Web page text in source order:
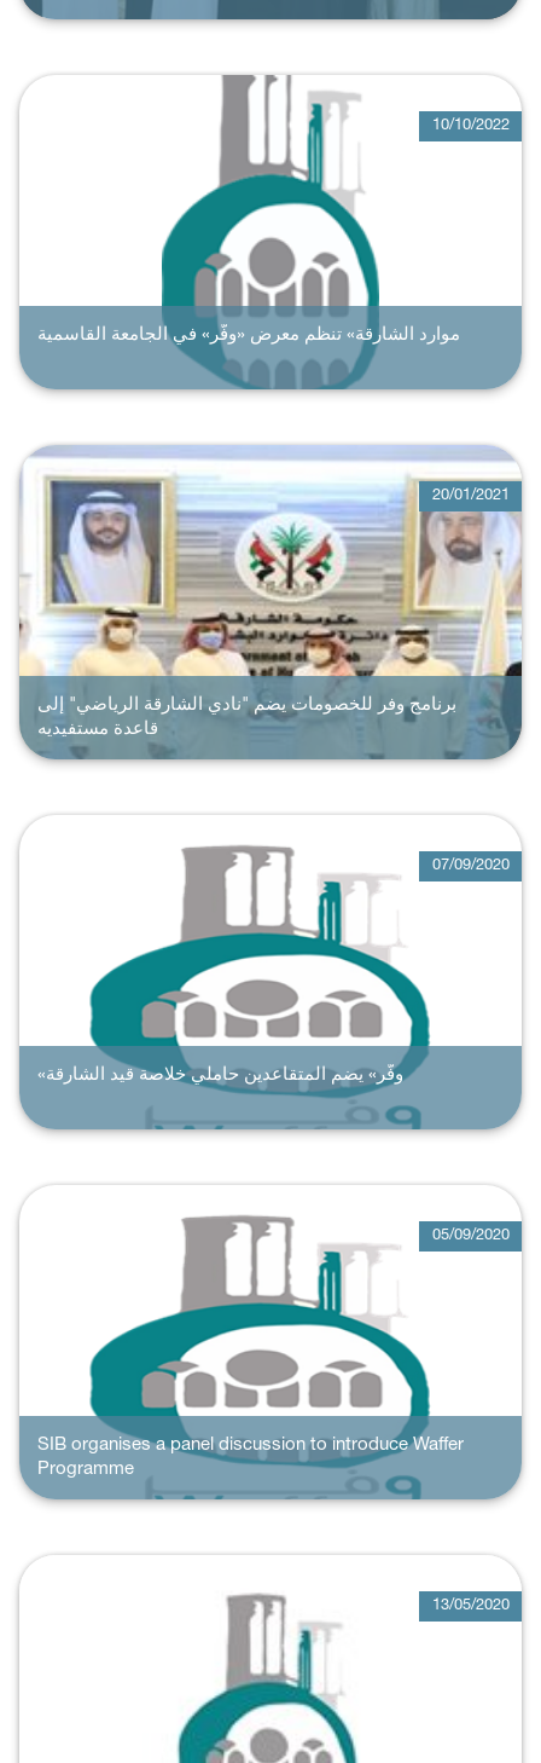
موارد الشارقة» تنظم معرض «وفّر» في الجامعة القاسمية
10/10/2022
برنامج وفر للخصومات يضم "نادي الشارقة الرياضي" إلى
قاعدة مستفيديه
20/01/2021
«وفّر» يضم المتقاعدين حاملي خلاصة قيد الشارقة
07/09/2020
SIB organises a panel discussion to introduce Waffer
Programme
05/09/2020
13/05/2020